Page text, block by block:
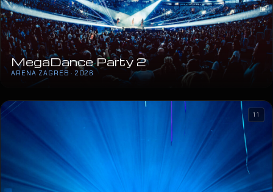
MegaDance Party 2
ARENA ZAGREB · 2026
11